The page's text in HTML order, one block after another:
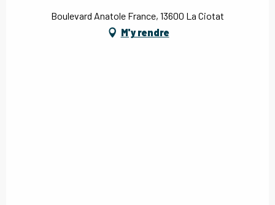
Boulevard Anatole France, 13600 La Ciotat
M'y rendre